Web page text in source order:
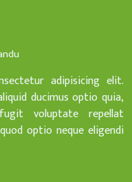
adipisicing elit.
ducimus optio quia,
voluptate repellat
optio neque eligendi